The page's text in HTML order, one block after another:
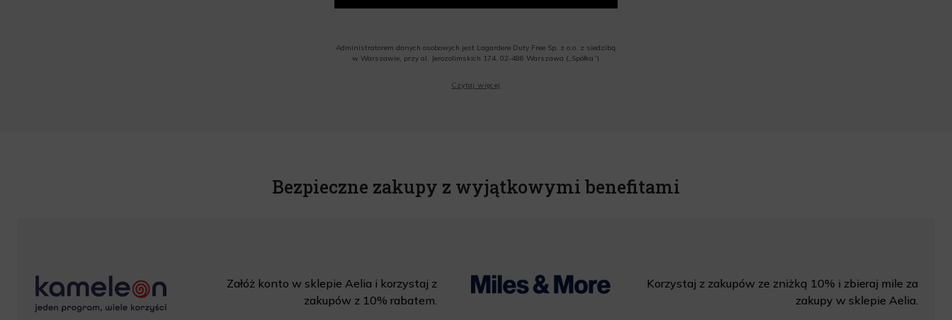
Administratorem danych osobowych jest Lagardere Duty Free Sp. z o.o. z siedzibą
w Warszawie, przy al. Jerozolimskich 174, 02-486 Warszawa („Spółka”)
o.o. informacji handlowych, w tym newslettera, informacji o promocjach i
Czytaj więcej
Bezpieczne zakupy z wyjątkowymi benefitami
Załóż konto w sklepie Aelia i korzystaj z
zakupów z 10% rabatem.
Korzystaj z zakupów ze zniżką 10% i zbieraj mile za
zakupy w sklepie Aelia.